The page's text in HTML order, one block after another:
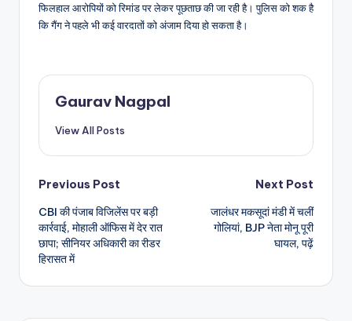
फिलहाल आरोपियों को रिमांड पर लेकर पूछताछ की जा रही है। पुलिस को शक है
कि गैंग ने पहले भी कई वारदातों को अंजाम दिया हो सकता है।
Gaurav Nagpal
View All Posts
Post
navigation
Previous Post
CBI की पंजाब विजिलेंस पर बड़ी
कार्रवाई, मोहाली ऑफिस में देर रात
छापा; सीनियर अधिकारी का रीडर
हिरासत में
Next Post
जालंधर मकसूदां मंडी में चलीं
गोलियां, BJP नेता मोनू पूरी
घायल, पढ़ें